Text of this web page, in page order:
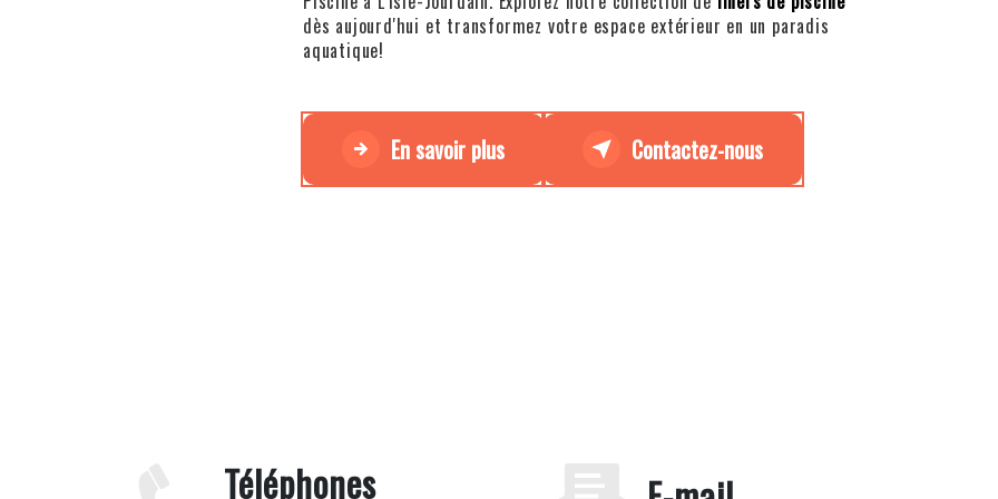
dès aujourd'hui et transformez votre espace extérieur en un paradis
aquatique!
En savoir plus Contactez-nous
Téléphones